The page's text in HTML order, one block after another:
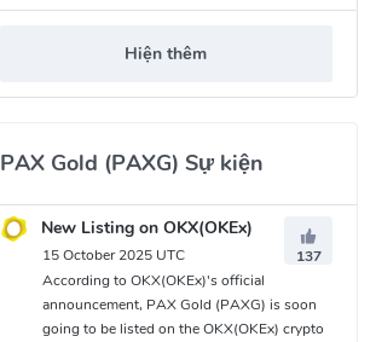
Hiện thêm
PAX Gold (PAXG) Sự kiện
New Listing on OKX(OKEx)
15 October 2025 UTC
137
According to OKX(OKEx)'s official
announcement, PAX Gold (PAXG) is soon
going to be listed on the OKX(OKEx) crypto